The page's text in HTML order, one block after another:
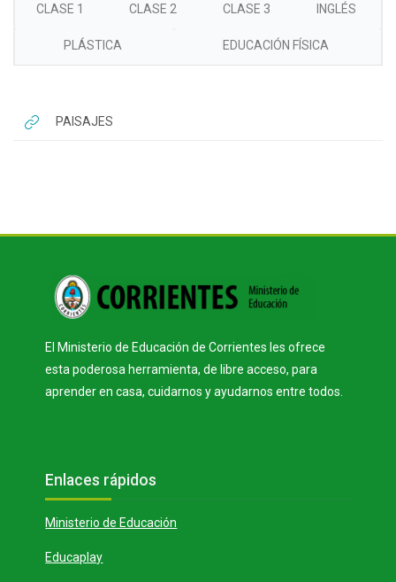
CLASE 1 CLASE 2 CLASE 3 INGLÉS
PLÁSTICA EDUCACIÓN FÍSICA
PAISAJES
El Ministerio de Educación de Corrientes les ofrece
esta poderosa herramienta, de libre acceso, para
aprender en casa, cuidarnos y ayudarnos entre todos.
Bloques
Enlaces rápidos
Ministerio de Educación
Educaplay